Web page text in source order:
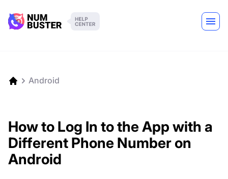
Android
How to Log In to the App with a
Different Phone Number on
Android